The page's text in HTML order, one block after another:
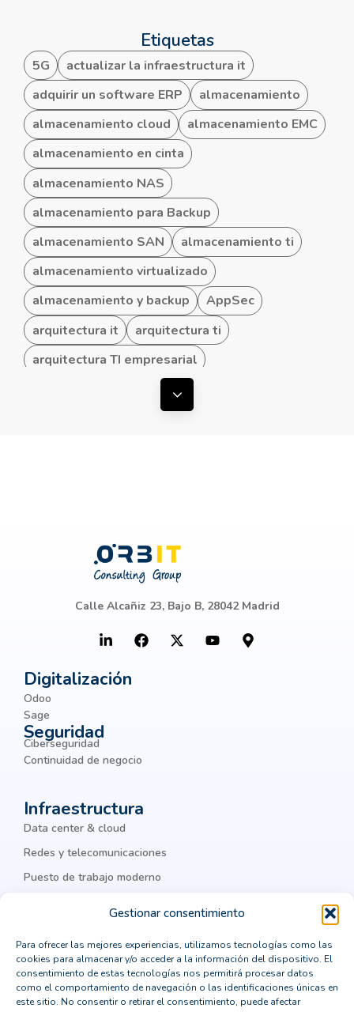
Gestionar consentimiento
Para ofrecer las mejores experiencias, utilizamos tecnologías como las
cookies para almacenar y/o acceder a la información del dispositivo. El
consentimiento de estas tecnologías nos permitirá procesar datos
como el comportamiento de navegación o las identificaciones únicas en
este sitio. No consentir o retirar el consentimiento, puede afectar
Etiquetas
5G
actualizar la infraestructura it
adquirir un software ERP
almacenamiento
almacenamiento cloud
almacenamiento EMC
almacenamiento en cinta
almacenamiento NAS
almacenamiento para Backup
almacenamiento SAN
almacenamiento ti
almacenamiento virtualizado
almacenamiento y backup
AppSec
arquitectura it
arquitectura ti
arquitectura TI empresarial
Backup y Disaster Recovery
hiperconvergentes
Big Data
Botnets
Business Intelligence
business process management
chatbots
ciber amenazas
ciberseguridad corporativa
Cisco Meraki
Citrix
cloud computing
cloud privada
colaboración
Colaboración Empresarial
como integrar un ERP
comprar un crm vertical
computación en la nube
consejos para la transformación digital
Mostrar todas las etiquetas
Calle Alcañiz 23, Bajo B, 28042 Madrid
Digitalización
Odoo
Sage
Seguridad
Ciberseguridad
Continuidad de negocio
Infraestructura
Data center & cloud
Redes y telecomunicaciones
Puesto de trabajo moderno
Legal
Política de privacidad
Política de cookies